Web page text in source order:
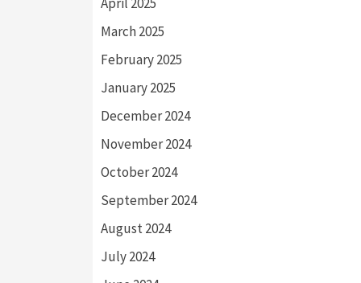
April 2025
March 2025
February 2025
January 2025
December 2024
November 2024
October 2024
September 2024
August 2024
July 2024